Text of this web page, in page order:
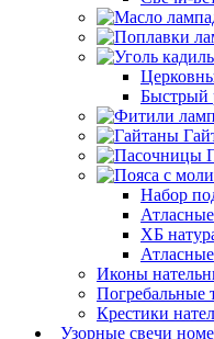
Быстрый
Набор
Атласные
ХБ
Иконы
Погребальные
Крестики
Узорные свечи